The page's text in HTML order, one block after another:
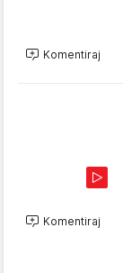
Komentiraj
Komentiraj